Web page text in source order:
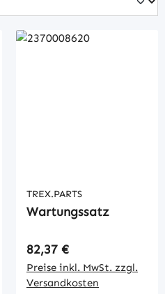
TREX.PARTS
Wartungssatz
Regulärer Preis:
82,37 €
Preise inkl. MwSt. zzgl.
Versandkosten